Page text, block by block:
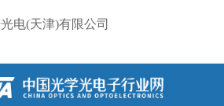
电(天津)有限公司